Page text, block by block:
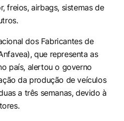
freios, airbags, sistemas de
dos Fabricantes de
que representa as
país, alertou o governo
da produção de veículos
a três semanas, devido à